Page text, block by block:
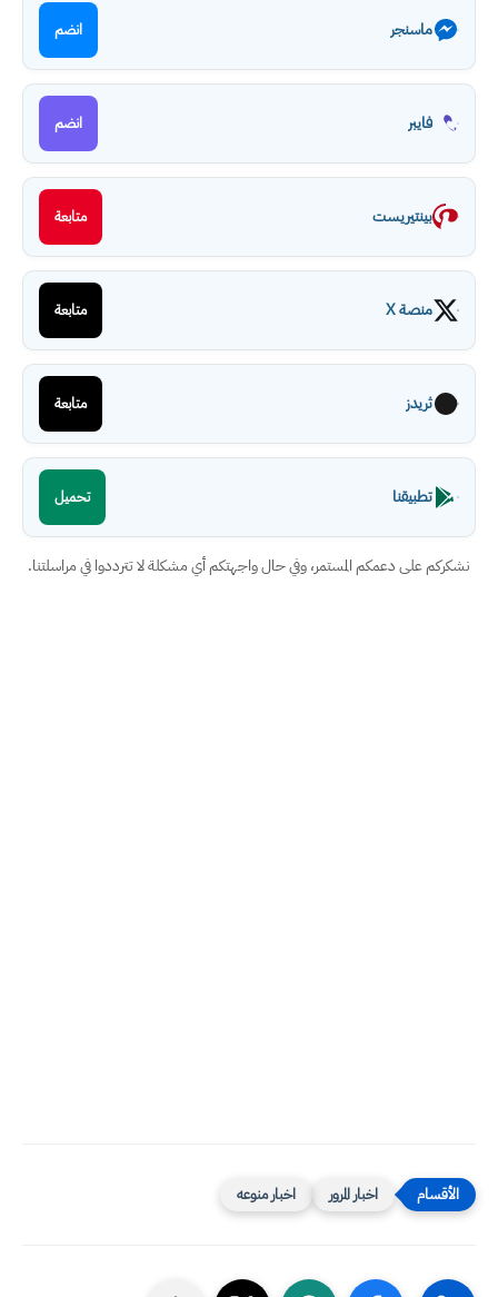
ماسنجر انضم
فايبر انضم
بينتيريست متابعة
منصة X متابعة
ثريدز متابعة
تطبيقنا تحميل
نشكركم على دعمكم المستمر، وفي حال واجهتكم أي مشكلة لا تترددوا في مراسلتنا.
اخبار المرور اخبار منوعه